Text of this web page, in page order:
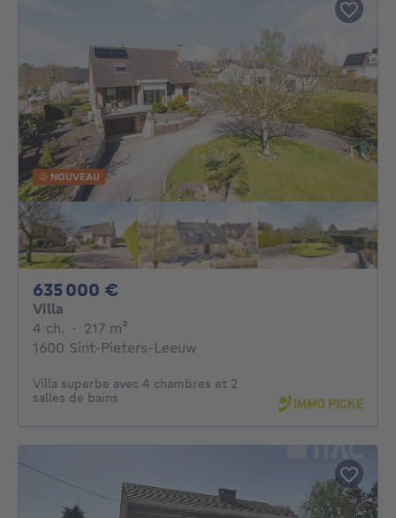
NOUVEAU
635 000 €
Villa
4 ch. 4 chambres
· 217 m²
1600 Sint-Pieters-Leeuw
Villa superbe avec 4 chambres et 2
salles de bains